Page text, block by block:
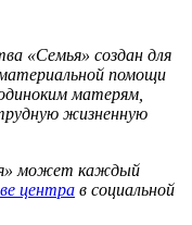
«Семья» создан для
материальной помощи
матерям,
жизненную
может каждый
центра в социальной